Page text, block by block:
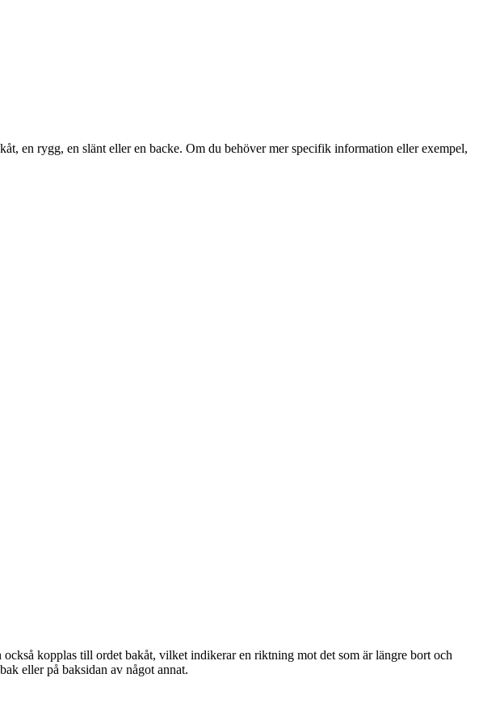
en rygg, en slänt eller en backe. Om du behöver mer specifik information eller exempel,
kopplas till ordet bakåt, vilket indikerar en riktning mot det som är längre bort och
eller på baksidan av något annat.